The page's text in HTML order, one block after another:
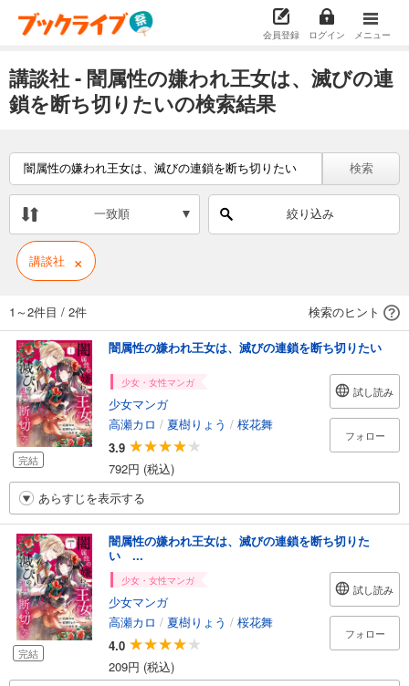
会員登録 ログイン メニュー
講談社 - 闇属性の嫌われ王女は、滅びの連
鎖を断ち切りたいの検索結果
検索
一致順 絞り込み
講談社 ×
1～2件目 / 2件 検索のヒント
完結
闇属性の嫌われ王女は、滅びの連鎖を断ち切りたい
少女・女性マンガ
少女マンガ
高瀬カロ / 夏樹りょう / 桜花舞
3.9
792円 (税込)
試し読み
フォロー
あらすじを表示する
完結
闇属性の嫌われ王女は、滅びの連鎖を断ち切りた
い ...
少女・女性マンガ
少女マンガ
高瀬カロ / 夏樹りょう / 桜花舞
4.0
209円 (税込)
試し読み
フォロー